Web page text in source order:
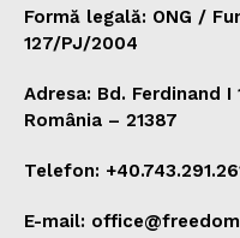
Formă legală: ONG /
127/PJ/2004
Adresa: Bd. Ferdinand
România – 21387
Telefon:
E-mail: